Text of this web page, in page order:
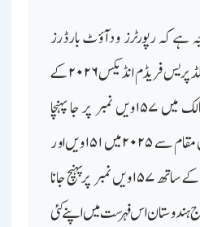
ہے کہ رپورٹرز ودآؤٹ بارڈرز
(RSF) کی شائع کردہ ورلڈ پریس فریڈم انڈیکس ۲۰۲۶ کے
مطابق ہندوستان ۱۸۰ ممالک میں ۱۵۷ویں نمبر پر جا پہنچا
ہے۔ ۲۰۱۴ میں ۱۰۵ویں مقام سے ۲۰۲۵ میں ۱۵۱ویں اور
پھر ۲۰۲۶ میں مزید تنزلی کے ساتھ ۱۵۷ویں نمبر پر پہنچ جانا
اس فہرست میں اپنے کئی